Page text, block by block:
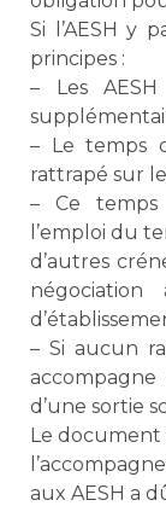
Si l’AESH y
principes :
– Les
– Le temps
rattrapé sur
– Ce
l’emploi du
d’autres
– Si aucun
d’une sortie
Le document
aux AESH a